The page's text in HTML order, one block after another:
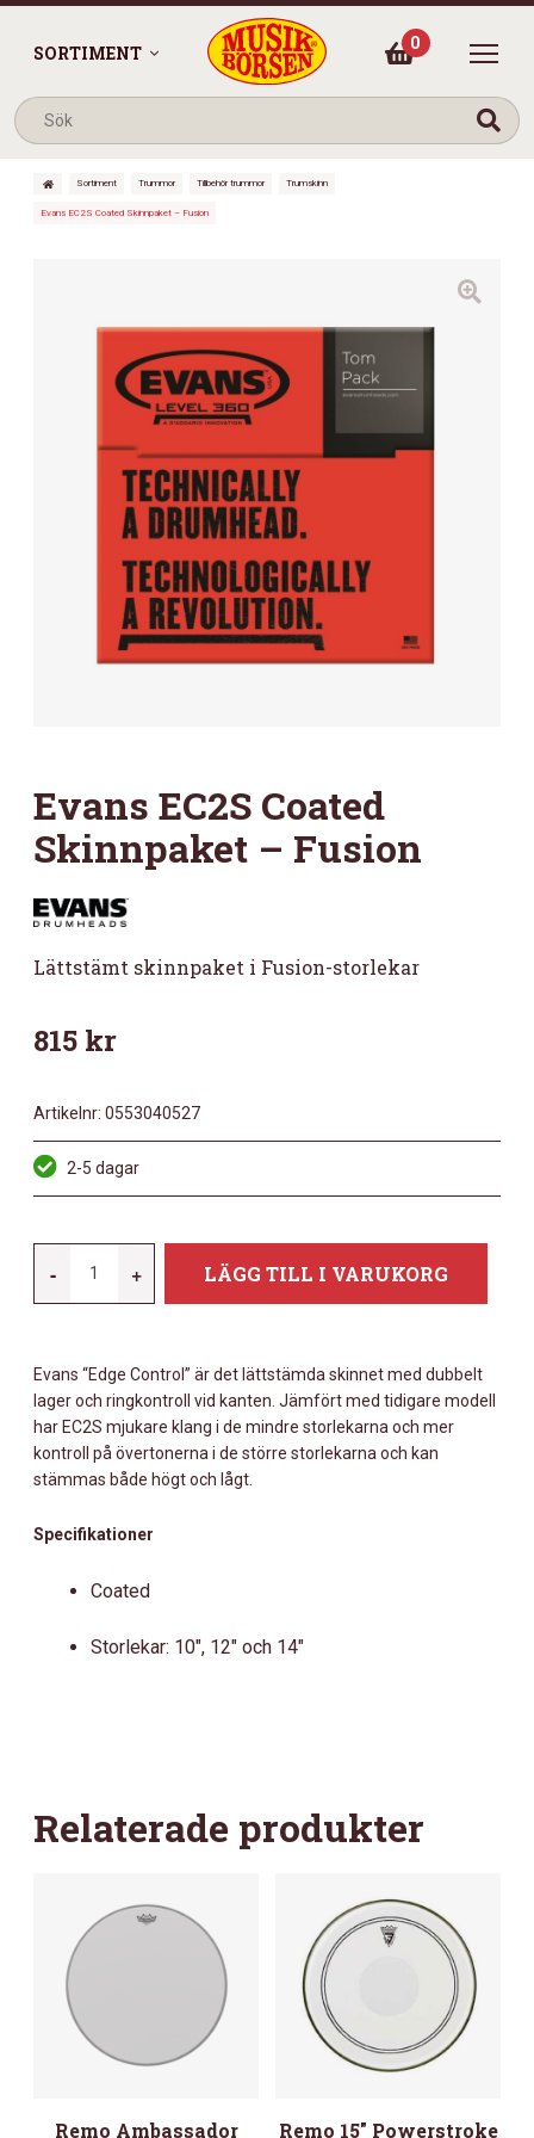
SORTIMENT 0
Sortiment Trummor Tillbehör trummor Trumskinn
Evans EC2S Coated Skinnpaket – Fusion
Evans EC2S Coated
Skinnpaket – Fusion
Lättstämt skinnpaket i Fusion-storlekar
815 kr
Artikelnr: 0553040527
2-5 dagar
-
-
FUSION
MÄNGD
+ LÄGG TILL I VARUKORG
Evans “Edge Control” är det lättstämda skinnet med dubbelt
lager och ringkontroll vid kanten. Jämfört med tidigare modell
har EC2S mjukare klang i de mindre storlekarna och mer
kontroll på övertonerna i de större storlekarna och kan
stämmas både högt och lågt.
Specifikationer
Coated
Storlekar: 10″, 12″ och 14″
Relaterade produkter
Remo Ambassador Remo 15″ Powerstroke